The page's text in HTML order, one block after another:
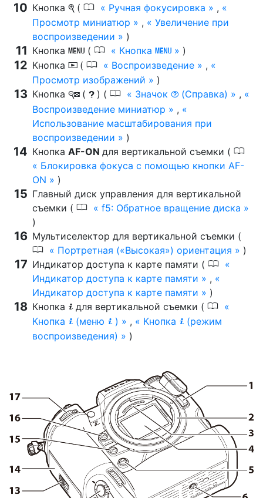
Кнопка X ( 0 Ручная фокусировка
,
Просмотр миниатюр
,
Увеличение при
воспроизведении
)
Кнопка G ( 0 Кнопка G
)
Кнопка K ( 0 Воспроизведение
,
Просмотр изображений
)
Кнопка W ( Q ) ( 0 Значок d (Справка)
,
Воспроизведение миниатюр
,
Использование масштабирования при
воспроизведении
)
Кнопка AF-ON для вертикальной съемки ( 0
Блокировка фокуса с помощью кнопки AF-
ON
)
Главный диск управления для вертикальной
съемки ( 0
f5: Обратное вращение диска
)
Мультиселектор для вертикальной съемки (
0 Портретная («Высокая») ориентация
)
Индикатор доступа к карте памяти ( 0
Индикатор доступа к карте памяти
,
Индикатор доступа к карте памяти
)
Кнопка i для вертикальной съемки ( 0
Кнопка i (меню i ) , Кнопка i (режим
воспроизведения)
)